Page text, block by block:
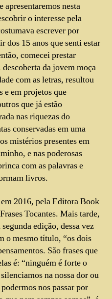
apresentaremos nesta
o interesse pela
escrever por
15 anos que senti estar
comecei prestar
da jovem moça
com as letras, resultou
e em projetos que
que já estão
nas riquezas do
conservadas em uma
mistérios presentes em
e nas poderosas
com as palavras e
livros.
2016, pela Editora Book
Tocantes. Mais tarde,
edição, dessa vez
o mesmo título, “os dois
São frases que
é: “ninguém é forte o
na nossa dor ou
nos passar por